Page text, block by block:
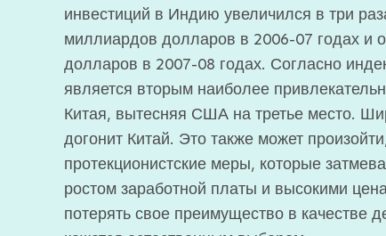
инвестиций в Индию увеличился в три
миллиардов долларов в 2006-07 годах и
долларов в 2007-08 годах. Согласно
является вторым наиболее
Китая, вытесняя США на третье место.
догонит Китай. Это также может
протекционистские меры, которые
ростом заработной платы и высокими
потерять свое преимущество в качестве